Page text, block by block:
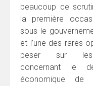
beaucoup ce
la première
sous le
et l’une des rares
peser sur les
concernant le
économique